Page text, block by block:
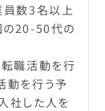
員数3名以上
の20-50代の
転職活動を行
動を行う予
社した人を